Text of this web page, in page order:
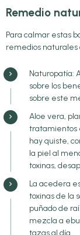
Remedio
Para calmar estas
remedios naturales
Naturopatía:
sobre los
sobre este
Aloe vera,
tratamientos
hay quiste,
la piel al
toxinas,
La acedera
toxinas de la
puñado de
mezcla a
tazas al día.